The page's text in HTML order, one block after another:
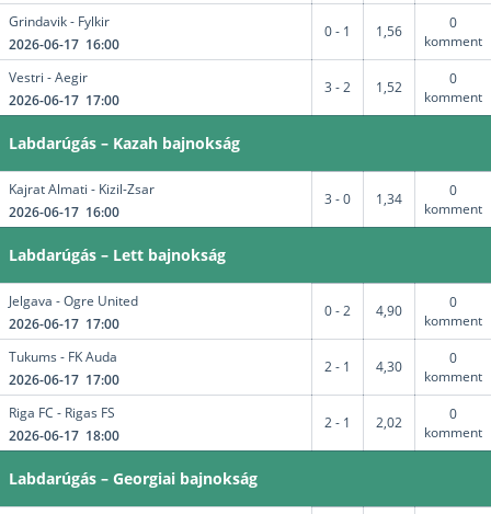
Grindavik - Fylkir
2026-06-17 16:00
0 - 1 1,56
0
komment
Vestri - Aegir
2026-06-17 17:00
3 - 2 1,52
0
komment
Labdarúgás – Kazah bajnokság
Kajrat Almati - Kizil-Zsar
2026-06-17 16:00
3 - 0 1,34
0
komment
Labdarúgás – Lett bajnokság
Jelgava - Ogre United
2026-06-17 17:00
0 - 2 4,90
0
komment
Tukums - FK Auda
2026-06-17 17:00
2 - 1 4,30
0
komment
Riga FC - Rigas FS
2026-06-17 18:00
2 - 1 2,02
0
komment
Labdarúgás – Georgiai bajnokság